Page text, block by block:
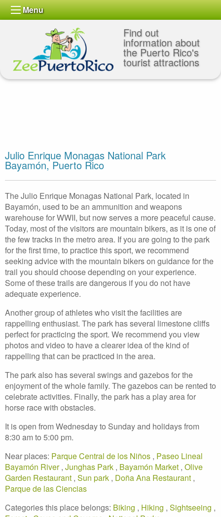
Menu
Find out
information about
the Puerto Rico's
tourist attractions
Julio Enrique Monagas National Park
Bayamón, Puerto Rico
The Julio Enrique Monagas National Park, located in
Bayamón, used to be an ammunition and weapons
warehouse for WWII, but now serves a more peaceful cause.
Today, most of the visitors are mountain bikers, as it is one of
the few tracks in the metro area. If you are going to the park
for the first time, to practice this sport, we recommend
seeking advice with the mountain bikers on guidance for the
trail you should choose depending on your experience.
Some of these trails are dangerous if you do not have
adequate experience.
Another group of athletes who visit the facilities are
rappelling enthusiast. The park has several limestone cliffs
perfect for practicing the sport. We recommend you view
photos and video to have a clearer idea of the kind of
rappelling that can be practiced in the area.
The park also has several swings and gazebos for the
enjoyment of the whole family. The gazebos can be rented to
celebrate activities. Finally, the park has a play area for
horse race with obstacles.
It is open from Wednesday to Sunday and holidays from
8:30 am to 5:00 pm.
Near places: Parque Central de los Niños , Paseo Lineal
Bayamón River, Junghas Park , Bayamón Market , Olive
Garden Restaurant , Sun park , Doña Ana Restaurant ,
Parque de las Ciencias
Categories this place belongs: Biking , Hiking , Sightseeing ,